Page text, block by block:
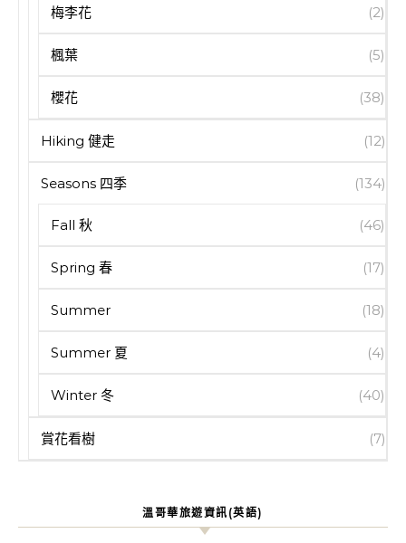
梅李花 (2)
楓葉 (5)
櫻花 (38)
Hiking 健走 (12)
Seasons 四季 (134)
Fall 秋 (46)
Spring 春 (17)
Summer (18)
Summer 夏 (4)
Winter 冬 (40)
賞花看樹 (7)
溫哥華旅遊資訊(英語)